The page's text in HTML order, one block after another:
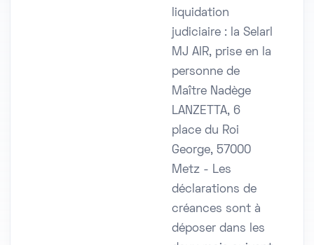
liquidation
judiciaire : la Selarl
MJ AIR, prise en la
personne de
Maître Nadège
LANZETTA, 6
place du Roi
George, 57000
Metz - Les
déclarations de
créances sont à
déposer dans les